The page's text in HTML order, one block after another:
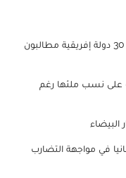
تأشيرة الدخول للولايات المتحدة: مواطنو 30 دولة إفريقية مطالبون
نسب ملئها رغم
البيضاء
في مواجهة التضارب